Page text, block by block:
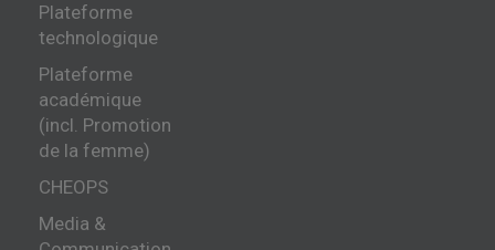
Plateforme
technologique
Plateforme
académique
(incl. Promotion
de la femme)
CHEOPS
Media &